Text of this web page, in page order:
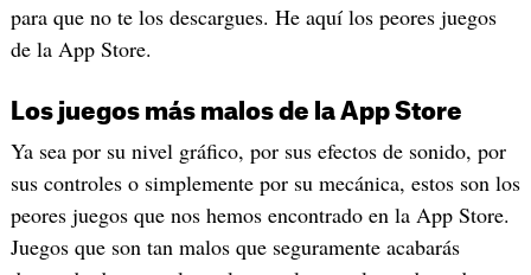
para que no te los descargues. He aquí los peores juegos
de la App Store.
Los juegos más malos de la App Store
Ya sea por su nivel gráfico, por sus efectos de sonido, por
sus controles o simplemente por su mecánica, estos son los
peores juegos que nos hemos encontrado en la App Store.
Juegos que son tan malos que seguramente acabarás